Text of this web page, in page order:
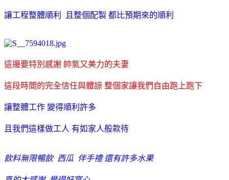
讓工程整體順利 且整個配製 都比預期來的順利
這邊要特別感謝 帥氣又美力的夫妻
這段時間的完全信任與體諒 整個家讓我們自由跑上跑下
讓整體工作 變得順利許多
且我們這樣做工人 有如家人般款待
飲料無限暢飲 西瓜 伴手禮 還有許多水果